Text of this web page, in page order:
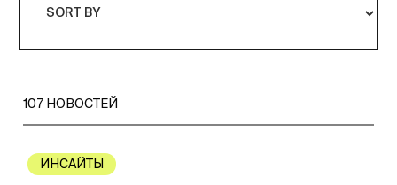
107 НОВОСТЕЙ
ИНСАЙТЫ